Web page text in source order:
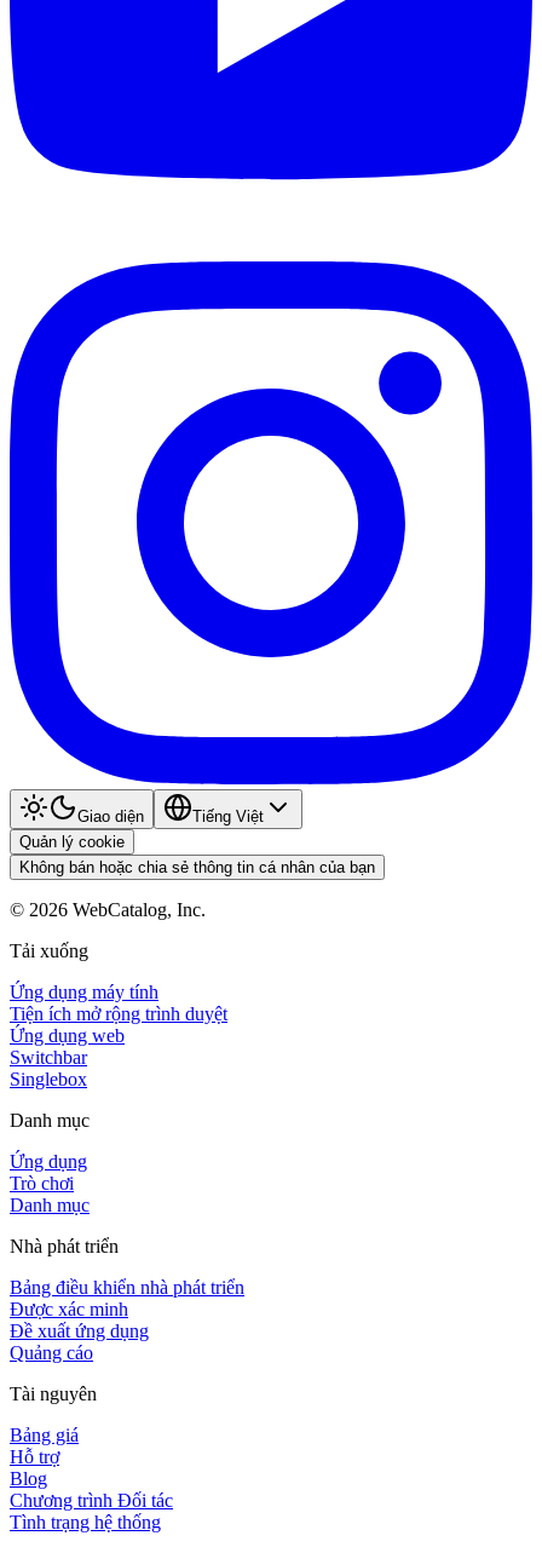
Giao diện
Tiếng Việt
Quản lý cookie
Không bán hoặc chia sẻ thông tin cá nhân của bạn
© 2026 WebCatalog, Inc.
Tải xuống
Ứng dụng máy tính
Tiện ích mở rộng trình duyệt
Ứng dụng web
Switchbar
Singlebox
Danh mục
Ứng dụng
Trò chơi
Danh mục
Nhà phát triển
Bảng điều khiển nhà phát triển
Được xác minh
Đề xuất ứng dụng
Quảng cáo
Tài nguyên
Bảng giá
Hỗ trợ
Blog
Chương trình Đối tác
Tình trạng hệ thống